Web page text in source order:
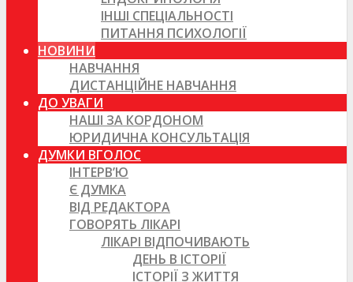
ІНШІ СПЕЦІАЛЬНОСТІ
ПИТАННЯ ПСИХОЛОГІЇ
НОВИНИ
НАВЧАННЯ
ДИСТАНЦІЙНЕ НАВЧАННЯ
ДО УВАГИ
НАШІ ЗА КОРДОНОМ
ЮРИДИЧНА КОНСУЛЬТАЦІЯ
ДУМКИ ВГОЛОС
ІНТЕРВ’Ю
Є ДУМКА
ВІД РЕДАКТОРА
ГОВОРЯТЬ ЛІКАРІ
ЛІКАРІ ВІДПОЧИВАЮТЬ
ДЕНЬ В ІСТОРІЇ
ІСТОРІЇ З ЖИТТЯ